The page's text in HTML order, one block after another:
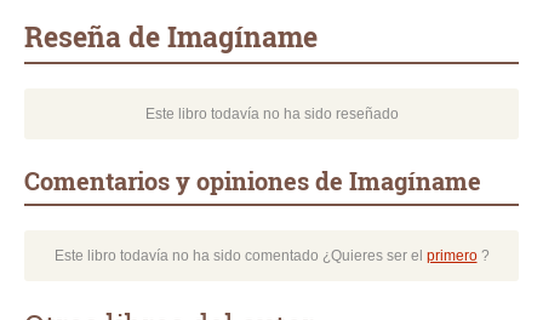
Reseña de Imagíname
Este libro todavía no ha sido reseñado
Comentarios y opiniones de Imagíname
Este libro todavía no ha sido comentado ¿Quieres ser el primero?